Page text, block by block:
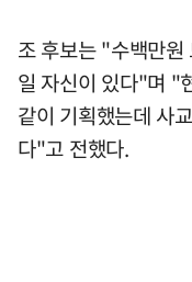
조 후보는 "수백만원
일 자신이 있다"며 "
같이 기획했는데 사
다"고 전했다.